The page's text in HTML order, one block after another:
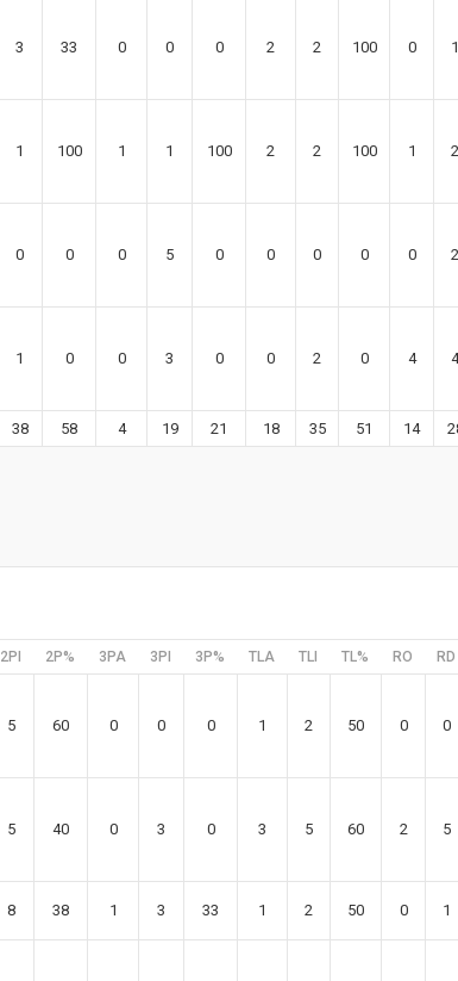
3 33 0 0 0 2 2 100 0 1
1 100 1 1 100 2 2 100 1 2
0 0 0 5 0 0 0 0 0 2
1 0 0 3 0 0 2 0 4 4
38 58 4 19 21 18 35 51 14
2PI 2P% 3PA 3PI 3P% TLA TLI TL% RO RD
5 60 0 0 0 1 2 50 0 0
5 40 0 3 0 3 5 60 2 5
8 38 1 3 33 1 2 50 0 1